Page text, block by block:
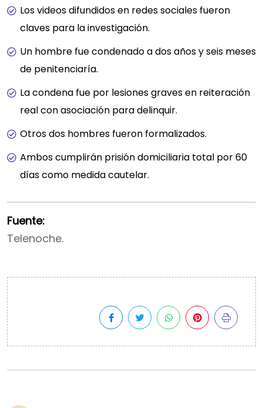
Los videos difundidos en redes sociales fueron
claves para la investigación.
Un hombre fue condenado a dos años y seis meses
de penitenciaría.
La condena fue por lesiones graves en reiteración
real con asociación para delinquir.
Otros dos hombres fueron formalizados.
Ambos cumplirán prisión domiciliaria total por 60
días como medida cautelar.
Fuente:
Telenoche.